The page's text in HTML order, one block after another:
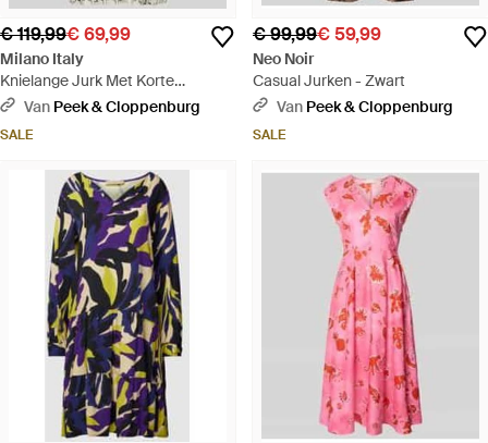
€ 119,99€ 69,99
Milano Italy
Knielange Jurk Met Korte
Knoopsluiting - Blauw
Van Peek & Cloppenburg
SALE
€ 99,99€ 59,99
Neo Noir
Casual Jurken - Zwart
Van Peek & Cloppenburg
SALE